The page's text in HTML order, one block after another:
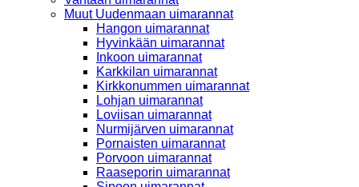
Muut Uudenmaan uimarannat
Hangon uimarannat
Hyvinkään uimarannat
Inkoon uimarannat
Karkkilan uimarannat
Kirkkonummen uimarannat
Lohjan uimarannat
Loviisan uimarannat
Nurmijärven uimarannat
Pornaisten uimarannat
Porvoon uimarannat
Raaseporin uimarannat